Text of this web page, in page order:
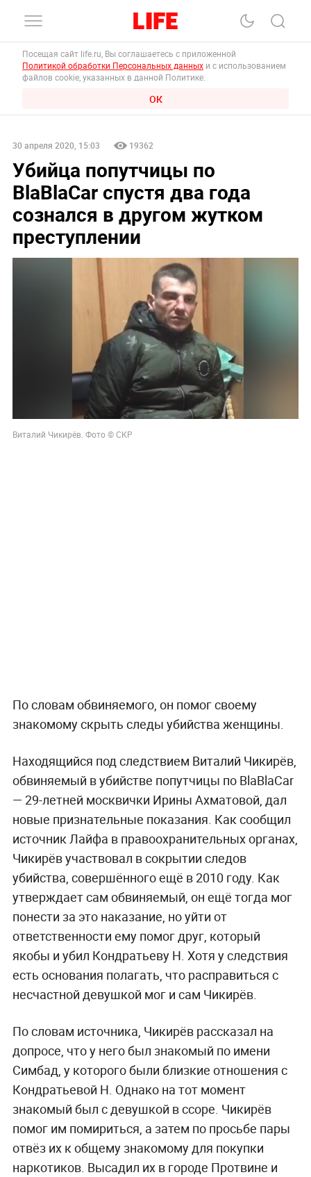
Посещая сайт life.ru, Вы соглашаетесь с приложенной
Политикой обработки Персональных данных и с использованием
файлов cookie, указанных в данной Политике.
ОК
30 апреля 2020, 15:03 19362
Убийца попутчицы по
BlaBlaCar спустя два года
сознался в другом жутком
преступлении
Виталий Чикирёв. Фото © СКР
По словам обвиняемого, он помог своему
знакомому скрыть следы убийства женщины.
Находящийся под следствием Виталий Чикирёв,
обвиняемый в убийстве попутчицы по BlaBlaCar
— 29-летней москвички Ирины Ахматовой, дал
новые признательные показания. Как сообщил
источник Лайфа в правоохранительных органах,
Чикирёв участвовал в сокрытии следов
убийства, совершённого ещё в 2010 году. Как
утверждает сам обвиняемый, он ещё тогда мог
понести за это наказание, но уйти от
ответственности ему помог друг, который
якобы и убил Кондратьеву Н. Хотя у следствия
есть основания полагать, что расправиться с
несчастной девушкой мог и сам Чикирёв.
По словам источника, Чикирёв рассказал на
допросе, что у него был знакомый по имени
Симбад, у которого были близкие отношения с
Кондратьевой Н. Однако на тот момент
знакомый был с девушкой в ссоре. Чикирёв
помог им помириться, а затем по просьбе пары
отвёз их к общему знакомому для покупки
наркотиков. Высадил их в городе Протвине и